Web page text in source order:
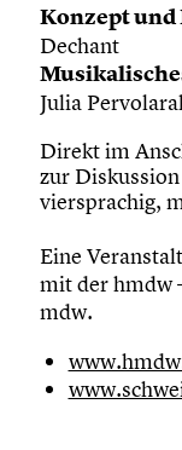
Konzept und
Dechant
Julia
Direkt im
zur
viersprachig,
Eine
mit der hmdw
mdw.